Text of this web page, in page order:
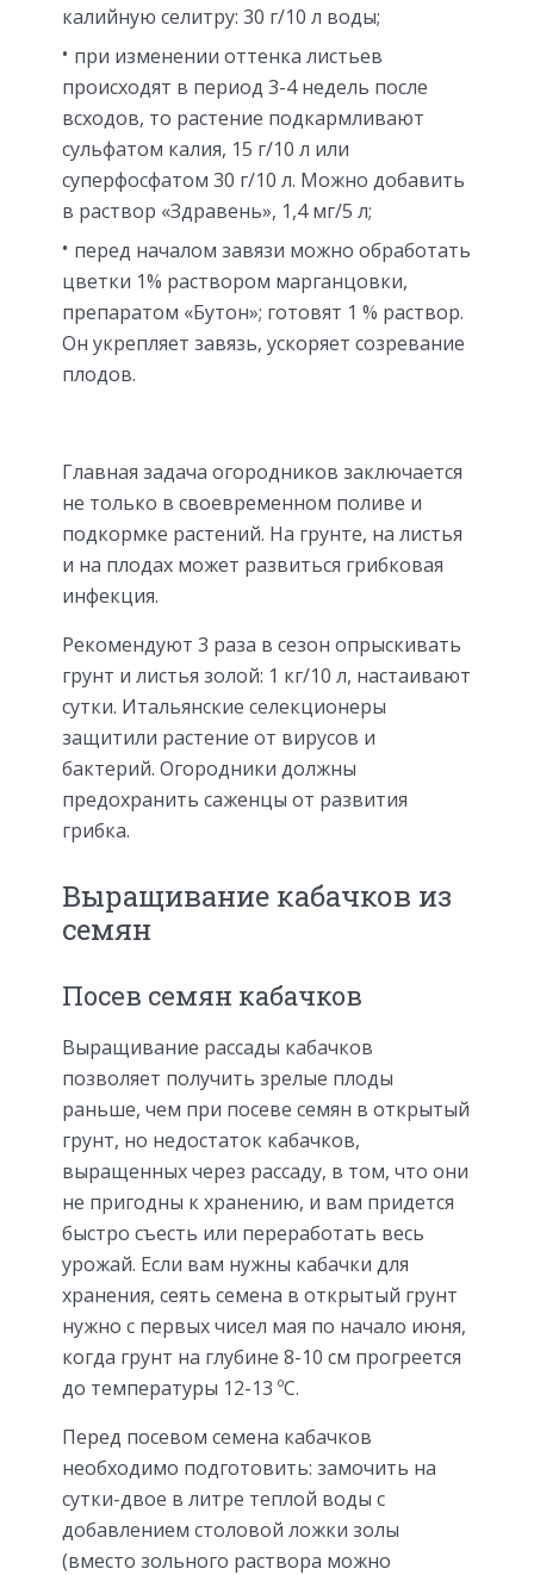
калийную селитру: 30 г/10 л воды;
при изменении оттенка листьев
происходят в период 3-4 недель после
всходов, то растение подкармливают
сульфатом калия, 15 г/10 л или
суперфосфатом 30 г/10 л. Можно добавить
в раствор «Здравень», 1,4 мг/5 л;
перед началом завязи можно обработать
цветки 1% раствором марганцовки,
препаратом «Бутон»; готовят 1 % раствор.
Он укрепляет завязь, ускоряет созревание
плодов.
Главная задача огородников заключается
не только в своевременном поливе и
подкормке растений. На грунте, на листья
и на плодах может развиться грибковая
инфекция.
Рекомендуют 3 раза в сезон опрыскивать
грунт и листья золой: 1 кг/10 л, настаивают
сутки. Итальянские селекционеры
защитили растение от вирусов и
бактерий. Огородники должны
предохранить саженцы от развития
грибка.
Выращивание кабачков из
семян
Посев семян кабачков
Выращивание рассады кабачков
позволяет получить зрелые плоды
раньше, чем при посеве семян в открытый
грунт, но недостаток кабачков,
выращенных через рассаду, в том, что они
не пригодны к хранению, и вам придется
быстро съесть или переработать весь
урожай. Если вам нужны кабачки для
хранения, сеять семена в открытый грунт
нужно с первых чисел мая по начало июня,
когда грунт на глубине 8-10 см прогреется
до температуры 12-13 ºC.
Перед посевом семена кабачков
необходимо подготовить: замочить на
сутки-двое в литре теплой воды с
добавлением столовой ложки золы
(вместо зольного раствора можно